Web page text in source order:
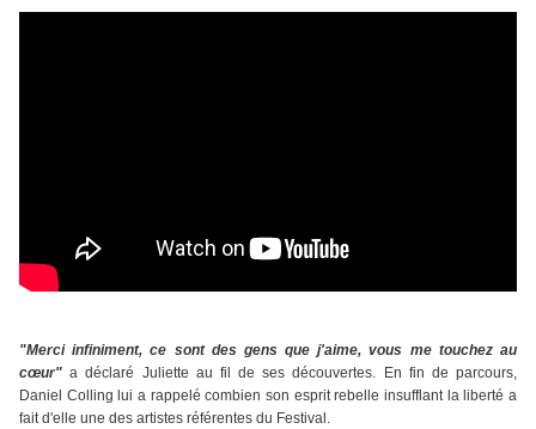
"Merci infiniment, ce sont des gens que j'aime, vous me touchez au
cœur"a déclaré Juliette au fil de ses découvertes. En fin de parcours,
Daniel Colling lui a rappelé combien son esprit rebelle insufflant la liberté a
fait d'elle une des artistes référentes du Festival.